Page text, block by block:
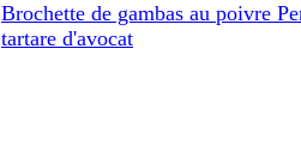
Brochette de gambas au poivre
tartare d'avocat